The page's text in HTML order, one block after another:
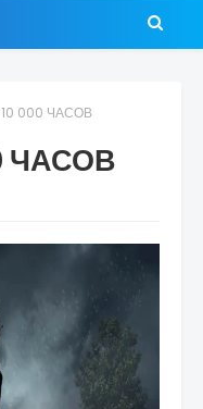
000 ЧАСОВ
ЧАСОВ